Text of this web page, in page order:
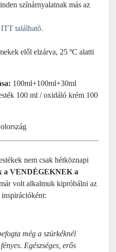
színárnyalatnak más az
ITT található.
elől elzárva, 25 ºC alatti
100ml+100ml+30ml
100 ml / oxidáló krém 100
nem csak hétköznapi
a VENDÉGEKNEK a
volt alkalmuk kipróbálni az
még a szürkéknél
Egészséges, erős